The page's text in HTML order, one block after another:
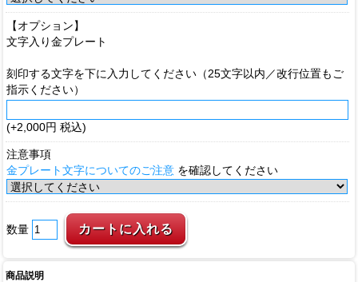
【オプション】
文字入り金プレート
刻印する文字を下に入力してください（25文字以内／改行位置もご
指示ください）
(+2,000円 税込)
注意事項
金プレート文字についてのご注意 を確認してください
数量
商品説明